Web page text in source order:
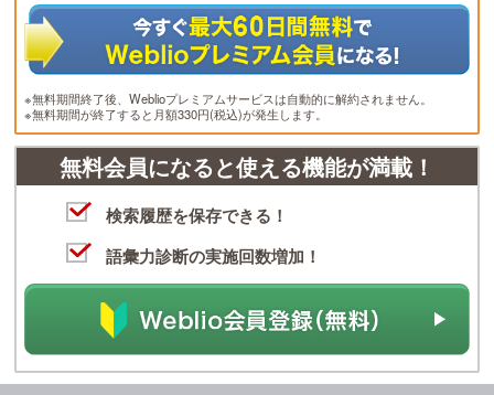
※無料期間終了後、Weblioプレミアムサービスは自動的に解約されません。
※無料期間が終了すると月額330円(税込)が発生します。
無料会員になると使える機能が満載！
検索履歴を保存できる！
語彙力診断の実施回数増加！